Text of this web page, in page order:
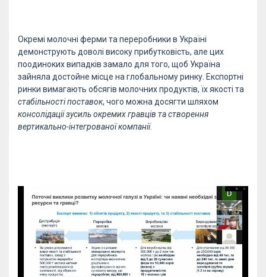
Окремі молочні ферми та переробники в Україні
демонструють доволі високу прибутковість, але цих
поодиноких випадків замало для того, щоб Україна
зайняла достойне місце на глобальному ринку. Експортні
ринки вимагають обсягів молочних продуктів, їх якості та
стабільності поставок, чого можна досягти шляхом
консолідації зусиль окремих гравців та створення
вертикально-інтегрованої компанії.